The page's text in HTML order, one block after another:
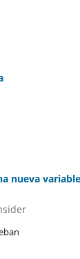
nueva variable